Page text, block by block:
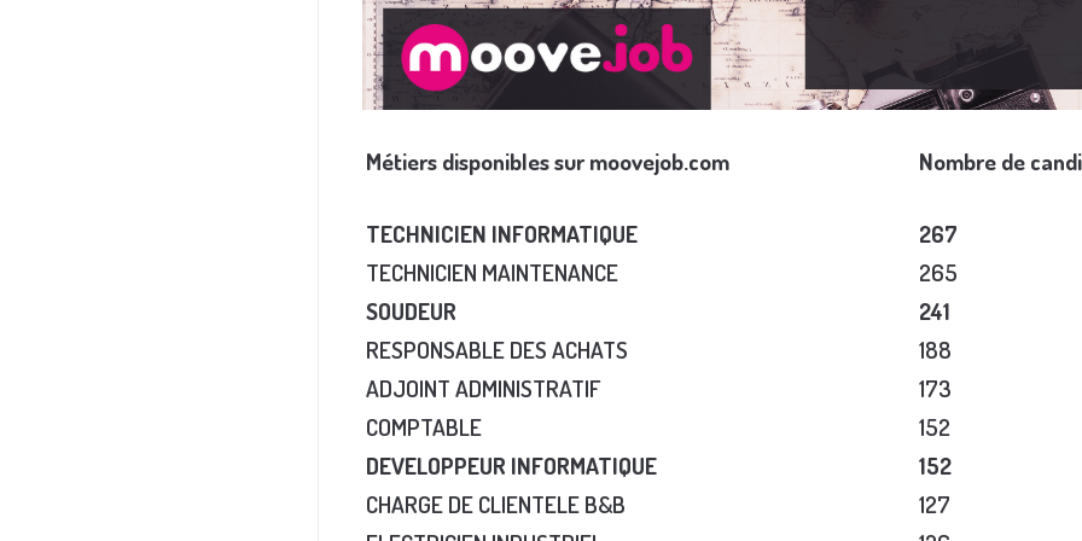
Métiers disponibles sur moovejob.com Nombre de
TECHNICIEN INFORMATIQUE
267
TECHNICIEN MAINTENANCE
265
SOUDEUR
241
RESPONSABLE DES ACHATS
188
ADJOINT ADMINISTRATIF
173
COMPTABLE
152
DEVELOPPEUR INFORMATIQUE
152
CHARGE DE CLIENTELE B&B
127